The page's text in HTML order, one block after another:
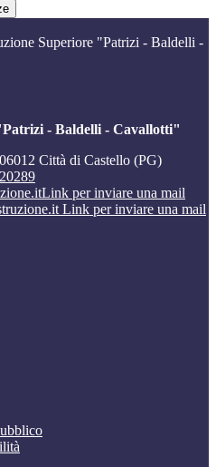
Superiore "Patrizi - Baldelli -
- Baldelli - Cavallotti"
Città di Castello (PG)
Link per inviare una mail
Link per inviare una mail